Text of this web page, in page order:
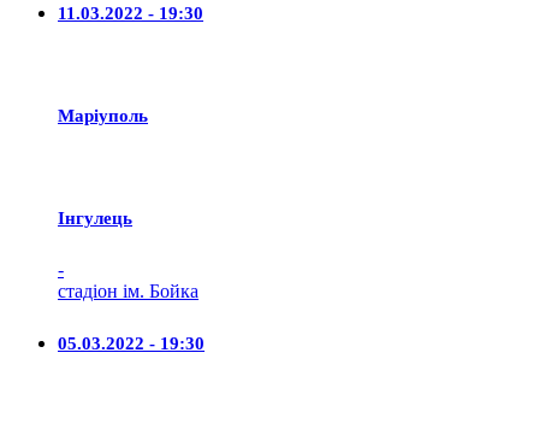
11.03.2022 - 19:30
Маріуполь
Iнгулець
-
стадіон ім. Бойка
05.03.2022 - 19:30